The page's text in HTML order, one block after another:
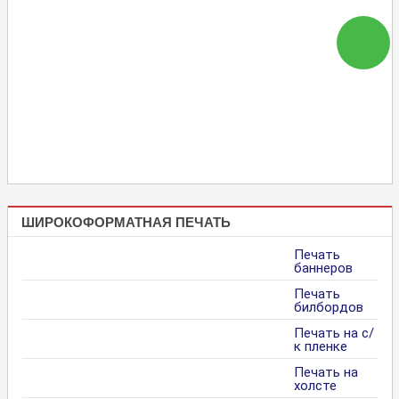
ШИРОКОФОРМАТНАЯ ПЕЧАТЬ
Печать
баннеров
Печать
билбордов
Печать на с/
к пленке
Печать на
холсте